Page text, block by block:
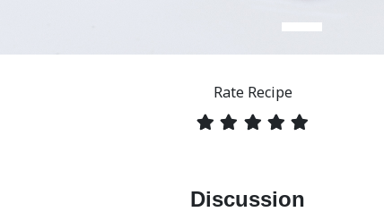
Rate Recipe
Discussion